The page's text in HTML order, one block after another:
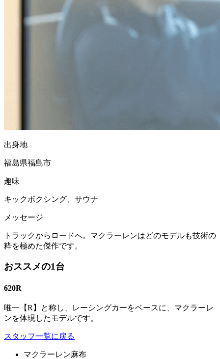
出身地
福島県福島市
趣味
キックボクシング、サウナ
メッセージ
トラックからロードへ。マクラーレンはどのモデルも技術の
粋を極めた傑作です。
おススメの1台
620R
唯一【R】と称し、レーシングカーをベースに、マクラーレ
ンを体現したモデルです。
スタッフ一覧に戻る
マクラーレン麻布